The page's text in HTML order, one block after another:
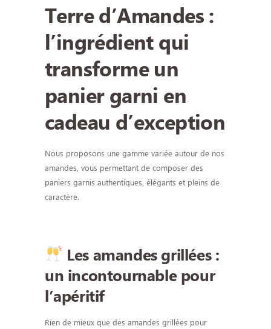
Terre d’Amandes :
l’ingrédient qui
transforme un
panier garni en
cadeau d’exception
Nous proposons une gamme variée autour de nos
amandes, vous permettant de composer des
paniers garnis authentiques, élégants et pleins de
caractère.
Les amandes grillées :
un incontournable pour
l’apéritif
Rien de mieux que des amandes grillées pour